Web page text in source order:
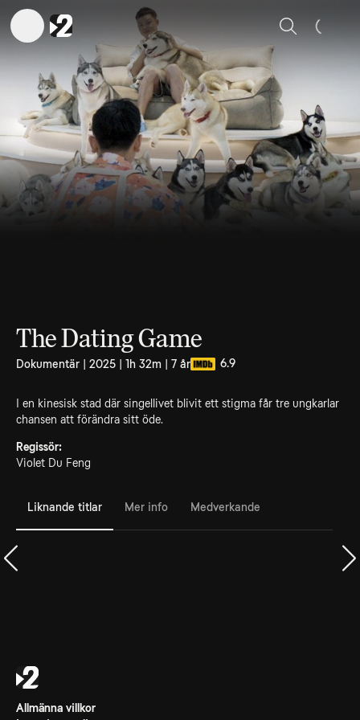
Sök
The Dating Game
Dokumentär | 2025 | 1h 32m | 7 år 6.9
I en kinesisk stad där singellivet blivit ett stigma får tre ungkarlar
chansen att förändra sitt öde.
Regissör:
Violet Du Feng
Liknande titlar Mer info Medverkande
Allmänna villkor